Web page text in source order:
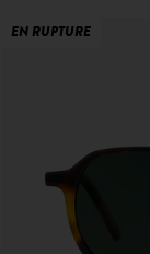
EN RUPTURE